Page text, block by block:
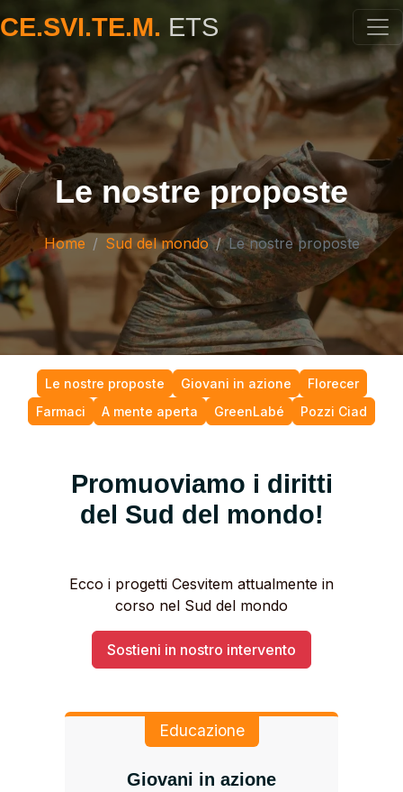
CE.SVI.TE.M. ETS
Le nostre proposte
Home Sud del mondo Le nostre proposte
Le nostre proposte Giovani in azione
Florecer
Farmaci
A mente aperta GreenLabé Pozzi Ciad
Promuoviamo i diritti
del Sud del mondo!
Ecco i progetti Cesvitem attualmente in
corso nel Sud del mondo
Sostieni in nostro intervento
Educazione
Giovani in azione